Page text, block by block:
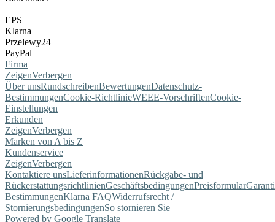
EPS
Klarna
Przelewy24
PayPal
Firma
ZeigenVerbergen
Über unsRundschreibenBewertungenDatenschutz-
BestimmungenCookie-RichtlinieWEEE-VorschriftenCookie-
Einstellungen
Erkunden
ZeigenVerbergen
Marken von A bis Z
Kundenservice
ZeigenVerbergen
Kontaktiere unsLieferinformationenRückgabe- und
RückerstattungsrichtlinienGeschäftsbedingungenPreisformular
BestimmungenKlarna FAQWiderrufsrecht /
StornierungsbedingungenSo stornieren Sie
Powered by Google Translate